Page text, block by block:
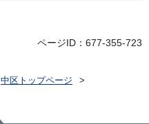
ページID：677-355-723
中区トップページ